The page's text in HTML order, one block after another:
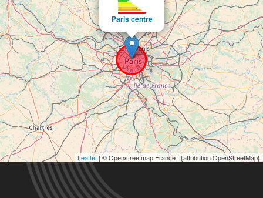
Paris centre
Leaflet | © Openstreetmap France | {attribution.OpenStreetMap}